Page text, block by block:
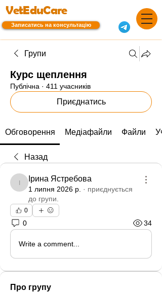
VetEduCare
Записатись на консультацію
Групи
Курс щеплення
Публічна · 411 учасників
Приєднатись
Обговорення Медіафайли Файли
Назад
Ірина Ястребова
Ірина Ястребова
1 липня 2026 р. · приєднується
до групи.
0
0 34
Write a comment...
Про групу